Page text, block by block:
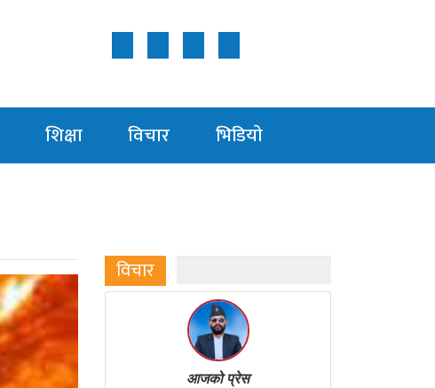
शिक्षा विचार भिडियाे
विचार
आजको प्रेस